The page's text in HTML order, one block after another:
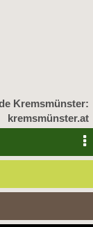
Kremsmünster:
kremsmünster.at